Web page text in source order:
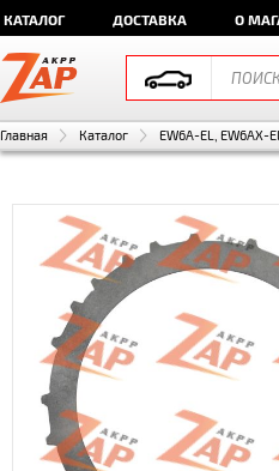
КАТАЛОГ ДОСТАВКА О
Главная Каталог EW6A-EL, EW6AX-